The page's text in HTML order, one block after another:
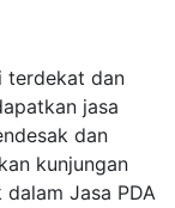
terdekat dan
jasa
dan
kunjungan
Jasa PDA